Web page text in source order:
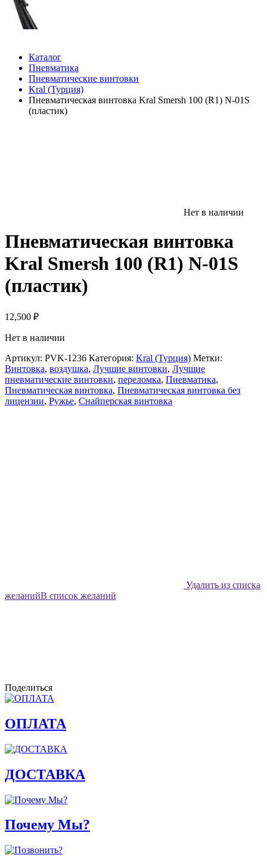
Каталог
Пневматика
Пневматические винтовки
Kral (Турция)
Пневматическая винтовка Kral Smersh 100 (R1) N-01S
(пластик)
Нет в наличии
Пневматическая винтовка
Kral Smersh 100 (R1) N-01S
(пластик)
12,500 ₽
Нет в наличии
Артикул: PVK-1236 Категория: Kral (Турция) Метки:
Винтовка, воздушка, Лучшие винтовки, Лучшие
пневматические винтовки, переломка, Пневматика,
Пневматическая винтовка, Пневматическая винтовка без
лицензии, Ружье, Снайперская винтовка
Удалить из списка
желанийВ список желаний
Поделиться
ОПЛАТА
ДОСТАВКА
Почему Мы?